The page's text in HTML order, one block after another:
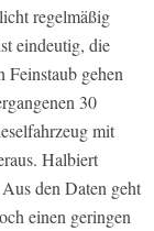
regelmäßig
eindeutig, die
gehen
30
mit
Halbiert
den Daten geht
einen geringen